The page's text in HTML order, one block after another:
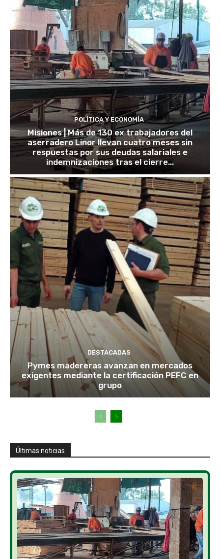
POLÍTICA Y ECONOMÍA
Misiones | Más de 130 ex trabajadores del
aserradero Linor llevan cuatro meses sin
respuestas por sus deudas salariales e
indemnizaciones tras el cierre...
DESTACADAS
Pymes madereras avanzan en mercados
exigentes mediante la certificación PEFC en
grupo
Últimas noticias